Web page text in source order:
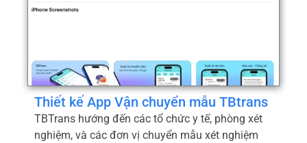
Thiết kế App Vận chuyển mẫu TBtrans
TBTrans hướng đến các tổ chức y tế, phòng xét
nghiệm, và các đơn vị chuyển mẫu xét nghiệm